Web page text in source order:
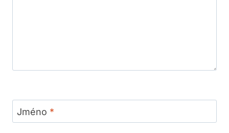
Jméno *